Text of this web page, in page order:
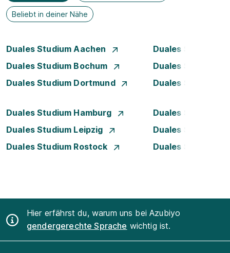
Beliebt in deiner Nähe
Duales Studium Aachen
Duales Studium
Duales Studium Bochum
Duales Studium
Duales Studium Dortmund
Duales Studium
Duales Studium Hamburg
Duales Studium
Duales Studium Leipzig
Duales Studium
Duales Studium Rostock
Duales Studium
Hier erfährst du, warum uns bei Azubiyo
gendergerechte Sprache wichtig ist.